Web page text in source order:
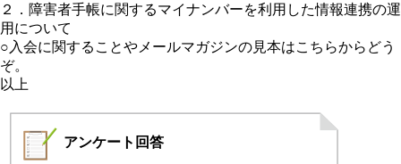
２．障害者手帳に関するマイナンバーを利用した情報連携の運
用について
○入会に関することやメールマガジンの見本はこちらからどう
ぞ。
以上
アンケート 回答